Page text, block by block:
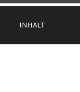
INHALT